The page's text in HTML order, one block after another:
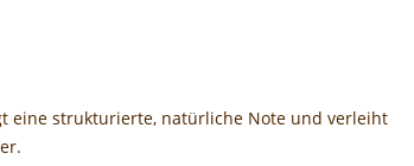
eine strukturierte, natürliche Note und verleiht